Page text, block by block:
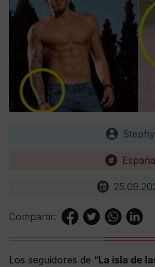
Stephy
España
Compartir:
Los seguidores de “La isla de